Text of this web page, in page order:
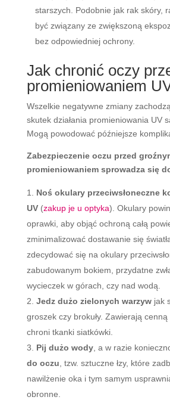
starszych. Podobnie jak rak skóry,
być związany ze zwiększoną
bez odpowiedniej ochrony.
Jak chronić oczy
promieniowaniem
Wszelkie negatywne zmiany
skutek działania promieniowania UV
Mogą powodować późniejsze
Zabezpieczenie oczu przed
promieniowaniem sprowadza się
Noś okulary przeciwsłoneczne
UV(zakup je u optyka). Okulary
oprawki, aby objąć ochroną całą
zminimalizować dostawanie się
zdecydować się na okulary
zabudowanym bokiem, przydatne
wycieczek w górach, czy nad wodą.
Jedz dużo zielonych warzyw jak
groszek czy brokuły. Zawierają
chroni tkanki siatkówki.
Pij dużo wody, a w razie
do oczu , tzw. sztuczne łzy, które
nawilżenie oka i tym samym
obronne.